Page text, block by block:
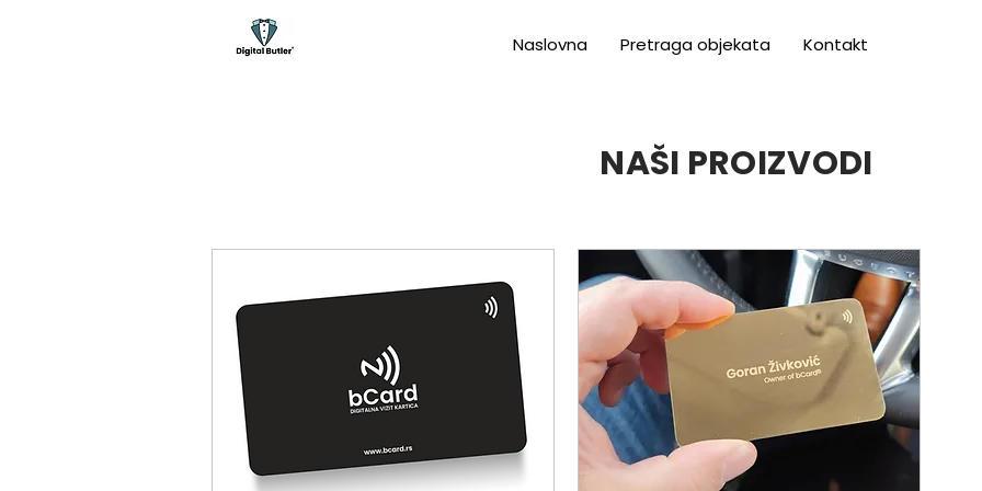
Naslovna Pretraga objekata Kontakt
NAŠI PROIZVODI